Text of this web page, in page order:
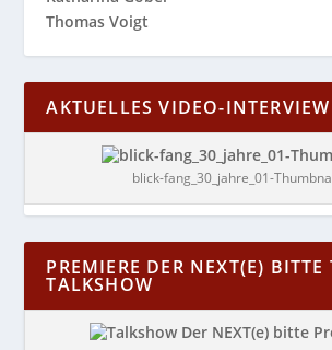
Thomas Voigt
AKTUELLES VIDEO-INTERVIEW
blick-fang_30_jahre_01-
PREMIERE DER NEXT(E) BITTE
TALKSHOW